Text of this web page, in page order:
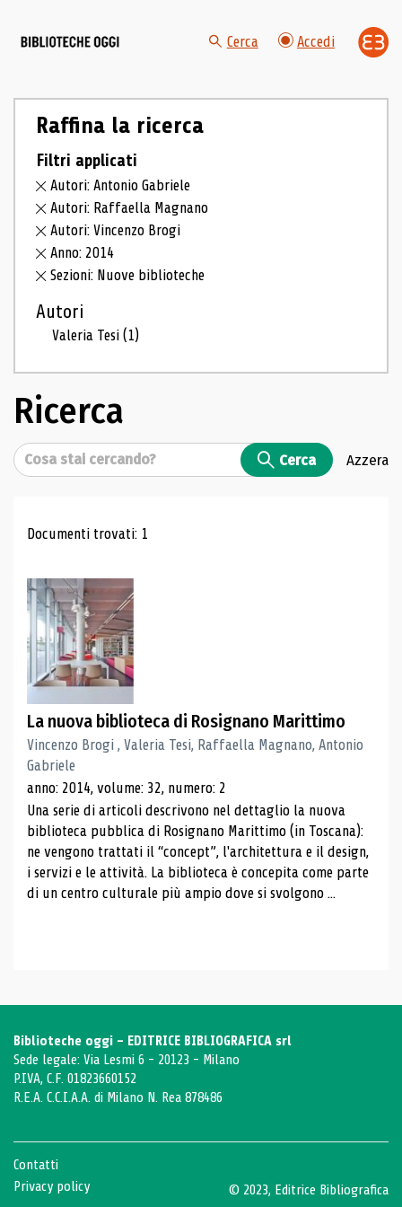
Cerca Accedi
Raffina la ricerca
Filtri applicati
Autori: Antonio Gabriele
Autori: Raffaella Magnano
Autori: Vincenzo Brogi
Anno: 2014
Sezioni: Nuove biblioteche
Autori
Valeria Tesi(1)
Ricerca
Cerca Cerca Azzera
Risultati di ricerca
Documenti trovati: 1
La nuova biblioteca di Rosignano Marittimo
Vincenzo Brogi , Valeria Tesi, Raffaella Magnano, Antonio
Gabriele
anno: 2014, volume: 32, numero: 2
Una serie di articoli descrivono nel dettaglio la nuova
biblioteca pubblica di Rosignano Marittimo (in Toscana):
ne vengono trattati il ​​“concept”, l'architettura e il design,
i servizi e le attività. La biblioteca è concepita come parte
di un centro culturale più ampio dove si svolgono ...
Biblioteche oggi - EDITRICE BIBLIOGRAFICA srl
Sede legale: Via Lesmi 6 - 20123 - Milano
P.IVA, C.F. 01823660152
R.E.A. C.C.I.A.A. di Milano N. Rea 878486
Contatti
Privacy policy
© 2023, Editrice Bibliografica